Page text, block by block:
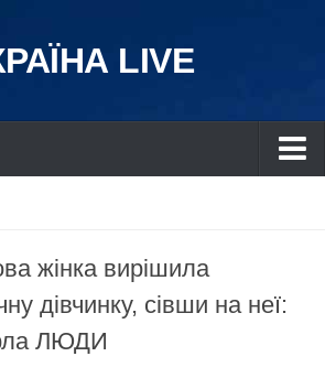
LIVE
жінка вирішила
дівчинку, сівши на неї:
ЛЮДИ